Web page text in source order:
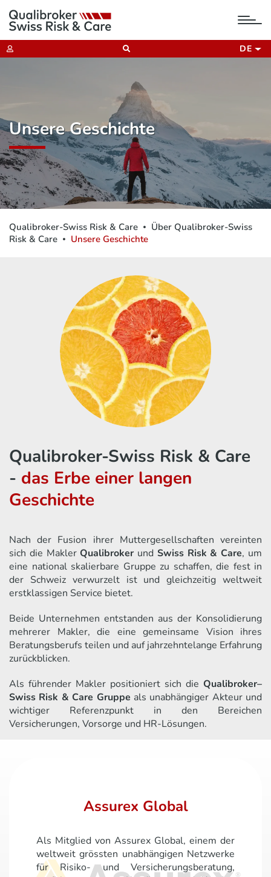
DE
Unsere Geschichte
Qualibroker-Swiss Risk & Care
Über Qualibroker-Swiss
Risk & Care
Unsere Geschichte
Qualibroker-Swiss Risk & Care
- das Erbe einer langen
Geschichte
Nach der Fusion ihrer Muttergesellschaften vereinten
sich die Makler Qualibroker und Swiss Risk & Care, um
eine national skalierbare Gruppe zu schaffen, die fest in
der Schweiz verwurzelt ist und gleichzeitig weltweit
erstklassigen Service bietet.
Beide Unternehmen entstanden aus der Konsolidierung
mehrerer Makler, die eine gemeinsame Vision ihres
Beratungsberufs teilen und auf jahrzehntelange Erfahrung
zurückblicken.
Als führender Makler positioniert sich die Qualibroker–
Swiss Risk & Care Gruppe als unabhängiger Akteur und
wichtiger Referenzpunkt in den Bereichen
Versicherungen, Vorsorge und HR-Lösungen.
Assurex Global
Als Mitglied von Assurex Global, einem der
weltweit grössten unabhängigen Netzwerke
für Risiko- und Versicherungsberatung,